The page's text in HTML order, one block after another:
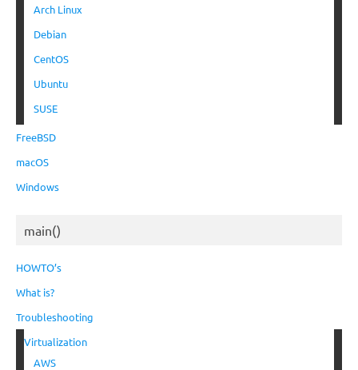
Arch Linux
Debian
CentOS
Ubuntu
SUSE
FreeBSD
macOS
Windows
main()
HOWTO’s
What is?
Troubleshooting
Virtualization
AWS